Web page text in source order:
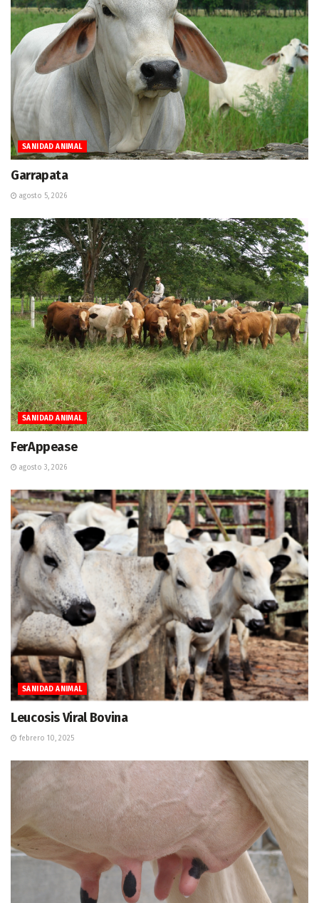
SANIDAD ANIMAL
Garrapata
agosto 5, 2026
SANIDAD ANIMAL
FerAppease
agosto 3, 2026
SANIDAD ANIMAL
Leucosis Viral Bovina
febrero 10, 2025